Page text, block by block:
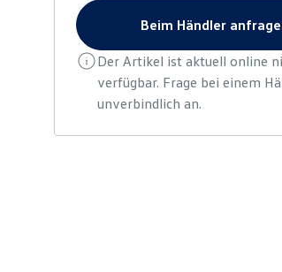
Beim Händler
Der Artikel ist aktuell online
verfügbar. Frage bei einem
unverbindlich an.